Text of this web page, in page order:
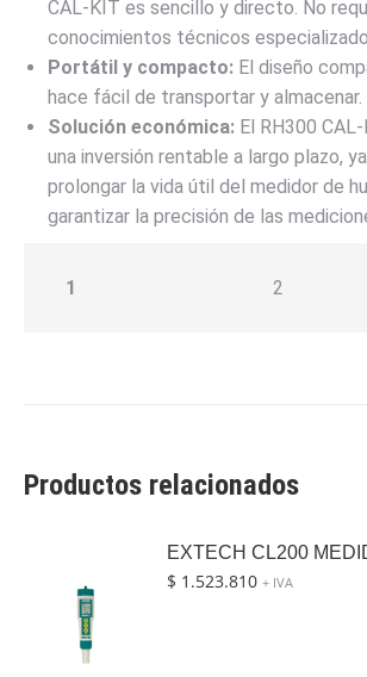
CAL-KIT es sencillo y directo. No
conocimientos técnicos
Portátil y compacto: El diseño
hace fácil de transportar y almacenar.
Solución económica: El RH300
una inversión rentable a largo plazo,
prolongar la vida útil del medidor de
garantizar la precisión de las
1 2
Productos relacionados
EXTECH CL200
$ 1.523.810 + IVA